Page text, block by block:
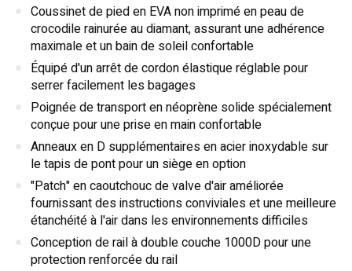
Coussinet de pied en EVA non imprimé en peau de
crocodile rainurée au diamant, assurant une adhérence
maximale et un bain de soleil confortable
Équipé d'un arrêt de cordon élastique réglable pour
serrer facilement les bagages
Poignée de transport en néoprène solide spécialement
conçue pour une prise en main confortable
Anneaux en D supplémentaires en acier inoxydable sur
le tapis de pont pour un siège en option
"Patch" en caoutchouc de valve d'air améliorée
fournissant des instructions conviviales et une meilleure
étanchéité à l'air dans les environnements difficiles
Conception de rail à double couche 1000D pour une
protection renforcée du rail